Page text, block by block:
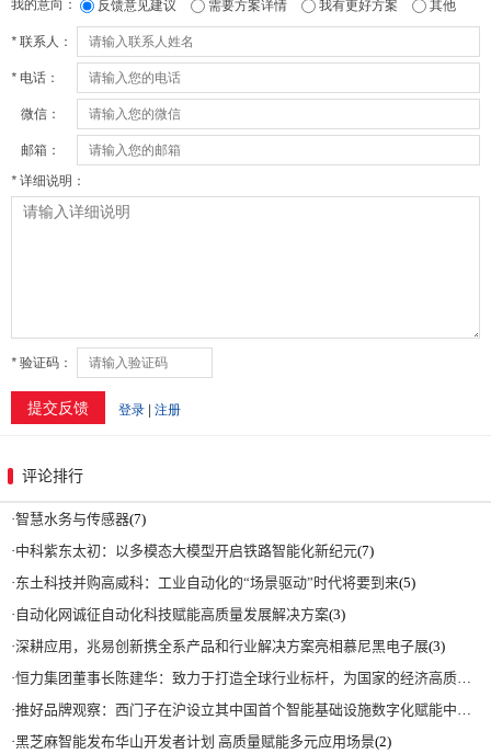
评论排行
·智慧水务与传感器(7)
·中科紫东太初：以多模态大模型开启铁路智能化新纪元(7)
·东土科技并购高威科：工业自动化的“场景驱动”时代将要到来(5)
· 自动化网诚征自动化科技赋能高质量发展解决方案(3)
·深耕应用，兆易创新携全系产品和行业解决方案亮相慕尼黑电子展(3)
·恒力集团董事长陈建华：致力于打造全球行业标杆，为国家的经济高质量发展贡献更大力量|上海电气集团党委书记、董事长吴磊来访
·推好品牌观察：西门子在沪设立其中国首个智能基础设施数字化赋能中心
·黑芝麻智能发布华山开发者计划 高质量赋能多元应用场景(2)